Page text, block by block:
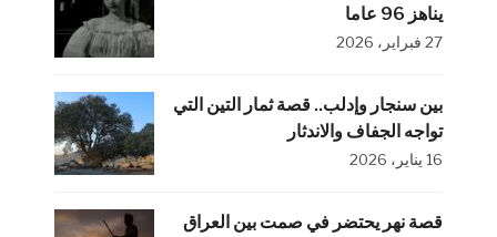
يناهز 96 عاما
27 فبراير، 2026
بين سنجار وإدلب.. قصة ثمار التين التي
تواجه الجفاف والاندثار
16 يناير، 2026
قصة نهر يحتضر في صمت بين العراق